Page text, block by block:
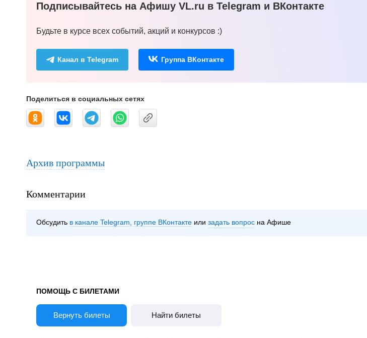
Подписывайтесь на Афишу VL.ru в Telegram и ВКонтакте
Будьте в курсе всех событий, акций и конкурсов :)
Канал в Telegram Группа ВКонтакте
Поделиться в социальных сетях
Архив программы
Комментарии
Обсудить в канале Telegram группе ВКонтакте задать вопрос на Афише
ПОМОЩЬ С БИЛЕТАМИ
Вернуть билеты Найти билеты